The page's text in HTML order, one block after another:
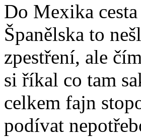
Do Mexika
Španělska to
zpestření, ale
si říkal co tam
celkem fajn
podívat